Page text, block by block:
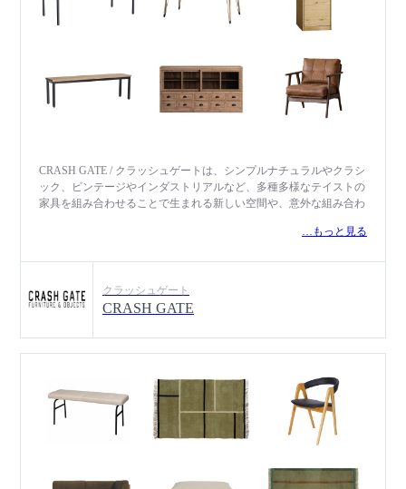
CRASH GATE / クラッシュゲートは、シンプルナチュラルやクラシ
ック、ビンテージやインダストリアルなど、多種多様なテイストの
家具を組み合わせることで生まれる新しい空間や、意外な組み合わ
CRASH PROJECT（クラッシュクラッシュプロジェクト）」の家具
心躍るもの・好きなものを自由にミックスする楽しさや、そこから
生まれる個性的でカジュアルな心地の良い暮らしを発信していま
す。 ビンテージスタイルのソファ、古民家で使われてきた古材に
由自在な収納家具、リビングとダイニングの垣根をなくすLDスタ
く愛着を持って使っていただけるプロダクトを多数展開。好きなも
のや思い入れのあるものに囲まれて暮らす喜びや哀愁、懐かしさな
ど、形ではない心の豊かさを生み出し、セオリーやメソッドに縛ら
れることのないクラッシュ独自のユーモアのある世界観を提案して
…もっと見る
クラッシュゲート
CRASH GATE